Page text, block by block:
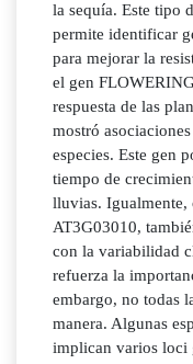
la sequía. Este tipo
permite identificar
para mejorar la
el gen
respuesta de las
mostró
especies. Este gen
tiempo de
lluvias. Igualmente,
AT3G03010,
con la variabilidad
refuerza la
embargo, no todas
manera. Algunas
implican varios loci